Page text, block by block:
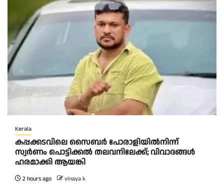
Kerala
കപ്പക്കടവിലെ സൈബർ പോരാളിയിൽനിന്ന്
സ്വർണം പൊട്ടിക്കൽ തലവനിലേക്ക്; വിവാദങ്ങൾ
ഹരമാക്കി ആയങ്കി
2 hours ago vinaya k